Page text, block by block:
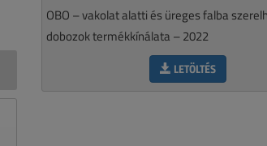
OBO – vakolat alatti és üreges falba
dobozok termékkínálata – 2022
LETÖLTÉS